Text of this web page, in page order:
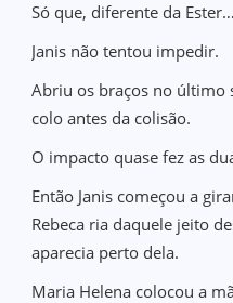
Só que, diferente da Ester…
Janis não tentou impedir.
Abriu os braços no último
colo antes da colisão.
O impacto quase fez as
Então Janis começou a
Rebeca ria daquele jeito
aparecia perto dela.
Maria Helena colocou a